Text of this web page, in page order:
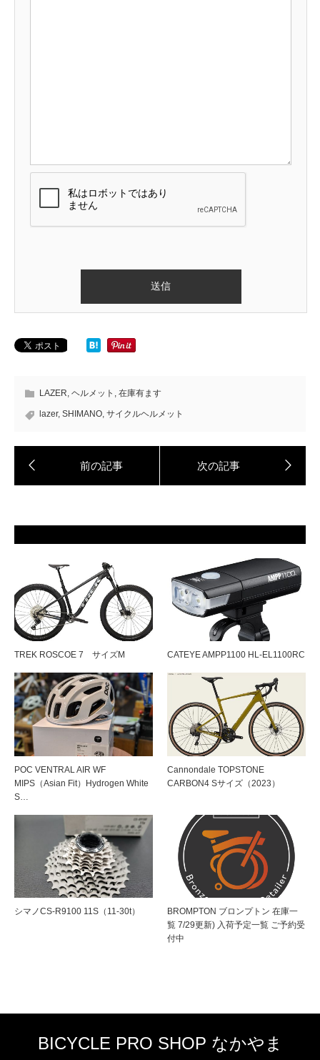
LAZER ヘルメット 在庫有ます
lazer, SHIMANO サイクルヘルメット
TREK ROSCOE 7 サイズM CATEYE AMPP1100 HL-EL1100RC
POC VENTRAL AIR WF
MIPS（Asian Fit）Hydrogen White
S…
Cannondale TOPSTONE
CARBON4 Sサイズ（2023）
シマノCS-R9100 11S（11-30t）
BROMPTON ブロンプトン 在庫一
覧 7/29更新) 入荷予定一覧 ご予約受
付中
BICYCLE PRO SHOP なかやま